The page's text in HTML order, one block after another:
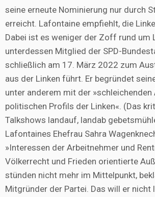
seine erneute Nominierung nur durch
erreicht. Lafontaine empfiehlt, die
Dabei ist es weniger der Zoff rund um
unterdessen Mitglied der SPD-
schließlich am 17. März 2022 zum
aus der Linken führt. Er begründet
unter anderem mit der »schleichenden
politischen Profils der Linken«. (Das
Talkshows landauf, landab
Lafontaines Ehefrau Sahra
»Interessen der Arbeitnehmer und
Völkerrecht und Frieden orientierte
stünden nicht mehr im Mittelpunkt,
Mitgründer der Partei. Das will er nicht